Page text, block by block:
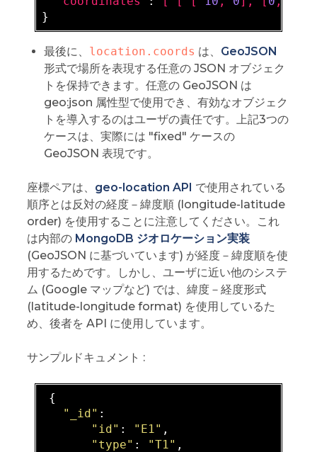
最後に、 location.coords は、 GeoJSON
形式で場所を表現する任意の JSON オブジェク
トを保持できます。任意の GeoJSON は
geo:json 属性型で使用でき、有効なオブジェク
トを導入するのはユーザの責任です。上記3つの
ケースは、実際には "fixed" ケースの
GeoJSON 表現です。
座標ペアは、 geo-location API で使用されている
順序とは反対の経度－緯度順 (longitude-latitude
order) を使用することに注意してください。これ
は内部の MongoDB ジオロケーション実装
(GeoJSON に基づいています) が経度－緯度順を使
用するためです。しかし、ユーザに近い他のシステ
ム (Google マップなど) では、緯度－経度形式
(latitude-longitude format) を使用しているた
め、後者を API に使用しています。
サンプルドキュメント :
{
"_id" :
"id" : "E1" ,
"type" : "T1" ,